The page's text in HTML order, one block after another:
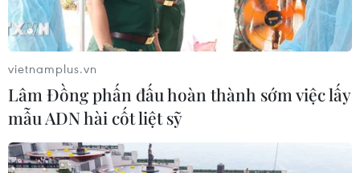
vietnamplus.vn
Lâm Đồng phấn đấu hoàn thành sớm việc lấy
mẫu ADN hài cốt liệt sỹ